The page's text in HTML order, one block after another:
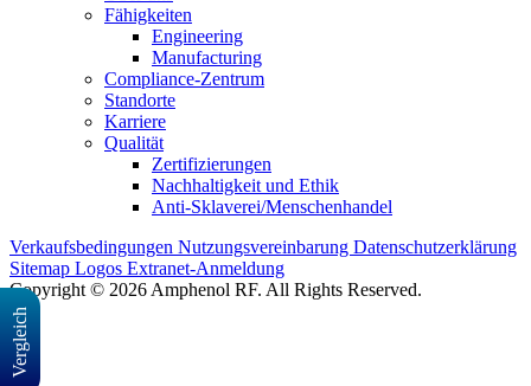
Vergleich
Fähigkeiten
Engineering
Manufacturing
Compliance-Zentrum
Standorte
Karriere
Qualität
Zertifizierungen
Nachhaltigkeit und Ethik
Anti-Sklaverei/Menschenhandel
Verkaufsbedingungen Nutzungsvereinbarung Datenschutzerklärung
Sitemap Logos Extranet-Anmeldung
Copyright © 2026 Amphenol RF. All Rights Reserved.